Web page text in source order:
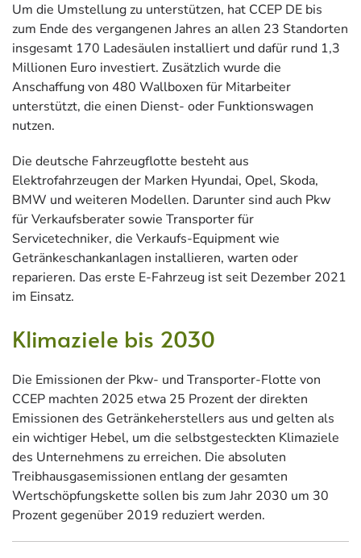
Um die Umstellung zu unterstützen, hat CCEP DE bis
zum Ende des vergangenen Jahres an allen 23 Standorten
insgesamt 170 Ladesäulen installiert und dafür rund 1,3
Millionen Euro investiert. Zusätzlich wurde die
Anschaffung von 480 Wallboxen für Mitarbeiter
unterstützt, die einen Dienst- oder Funktionswagen
nutzen.
Die deutsche Fahrzeugflotte besteht aus
Elektrofahrzeugen der Marken Hyundai, Opel, Skoda,
BMW und weiteren Modellen. Darunter sind auch Pkw
für Verkaufsberater sowie Transporter für
Servicetechniker, die Verkaufs-Equipment wie
Getränkeschankanlagen installieren, warten oder
reparieren. Das erste E-Fahrzeug ist seit Dezember 2021
im Einsatz.
Klimaziele bis 2030
Die Emissionen der Pkw- und Transporter-Flotte von
CCEP machten 2025 etwa 25 Prozent der direkten
Emissionen des Getränkeherstellers aus und gelten als
ein wichtiger Hebel, um die selbstgesteckten Klimaziele
des Unternehmens zu erreichen. Die absoluten
Treibhausgasemissionen entlang der gesamten
Wertschöpfungskette sollen bis zum Jahr 2030 um 30
Prozent gegenüber 2019 reduziert werden.